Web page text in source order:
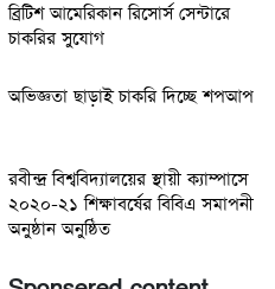
ব্রিটিশ আমেরিকান রিসোর্স সেন্টারে
চাকরির সুযোগ
অভিজ্ঞতা ছাড়াই চাকরি দিচ্ছে শপআপ
রবীন্দ্র বিশ্ববিদ্যালয়ের স্থায়ী ক্যাম্পাসে
২০২০-২১ শিক্ষাবর্ষের বিবিএ সমাপনী
অনুষ্ঠান অনুষ্ঠিত